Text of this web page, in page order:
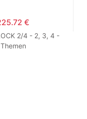
€
2/4 - 2, 3, 4 -
Themen